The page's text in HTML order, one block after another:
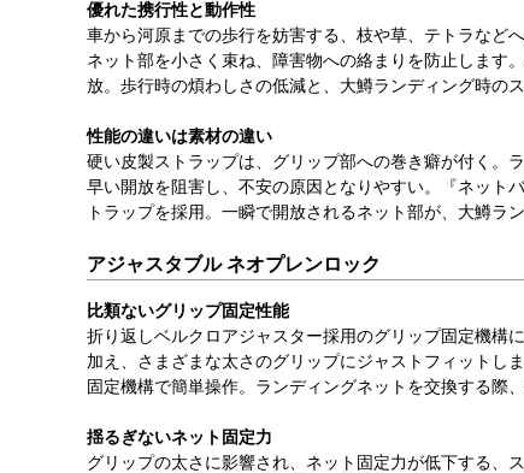
優れた携行性と動作性
車から河原までの歩行を妨害する、枝や草、テトラなど
ネット部を小さく束ね、障害物への絡まりを防止します
放。歩行時の煩わしさの低減と、大鱒ランディング時の
性能の違いは素材の違い
硬い皮製ストラップは、グリップ部への巻き癖が付く。
早い開放を阻害し、不安の原因となりやすい。『ネット
トラップを採用。一瞬で開放されるネット部が、大鱒ラ
アジャスタブル ネオプレンロック
比類ないグリップ固定性能
折り返しベルクロアジャスター採用のグリップ固定機構
加え、さまざまな太さのグリップにジャストフィットし
固定機構で簡単操作。ランディングネットを交換する際
揺るぎないネット固定力
グリップの太さに影響され、ネット固定力が低下する、